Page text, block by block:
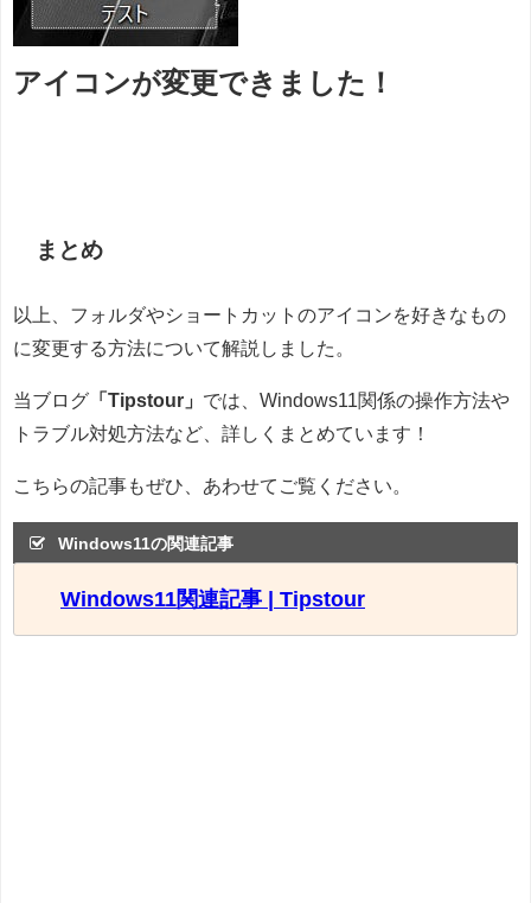
アイコンが変更できました！
まとめ
以上、フォルダやショートカットのアイコンを好きなもの
に変更する方法について解説しました。
当ブログ 「Tipstour」 では、Windows11関係の操作方法や
トラブル対処方法など、詳しくまとめています！
こちらの記事もぜひ、あわせてご覧ください。
Windows11の関連記事
Windows11関連記事 | Tipstour